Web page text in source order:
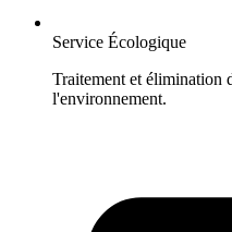
Service Écologique
Traitement et élimination
l'environnement.